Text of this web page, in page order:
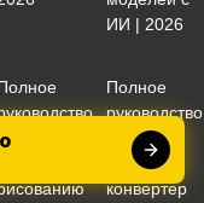
ИИ | 2026
Лучшие
Полное
руководство
- Лучший
ИИ-
конвертер